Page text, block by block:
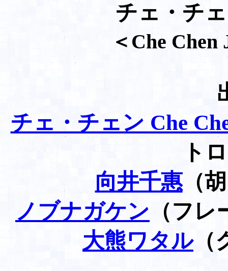
チェ・チ
＜Che Chen
チェ・チェン Che
ト
向井千惠（
ノブナガケン （フ
大熊ワタル（